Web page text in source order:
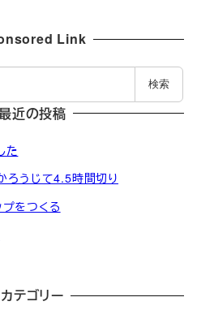
Link
検索
近の投稿
た
ろうじて4.5時間切り
をつくる
カテゴリー